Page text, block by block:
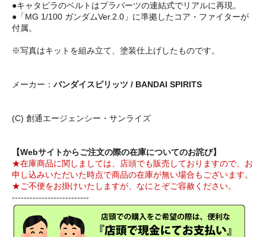
●キャタピラのベルトはプラパーツの連結式でリアルに再現。
●「MG 1/100 ガンダムVer.2.0」に準拠したコア・ファイターが
付属。
※写真はキットを組み立て、塗装仕上げしたものです。
メーカー： バンダイスピリッツ / BANDAI SPIRITS
(C) 創通エージェンシー・サンライズ
【Webサイトからご注文の際の在庫についてのお詫び】
★在庫商品に関しましては、店頭でも販売しておりますので、お
申し込みいただいた時点で商品の在庫が無い場合もございます。
★ご不便をお掛けいたしますが、なにとぞご容赦ください。
--------------------------